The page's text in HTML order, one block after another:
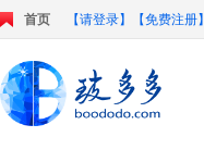
首页 【请登录】 【免费注册】